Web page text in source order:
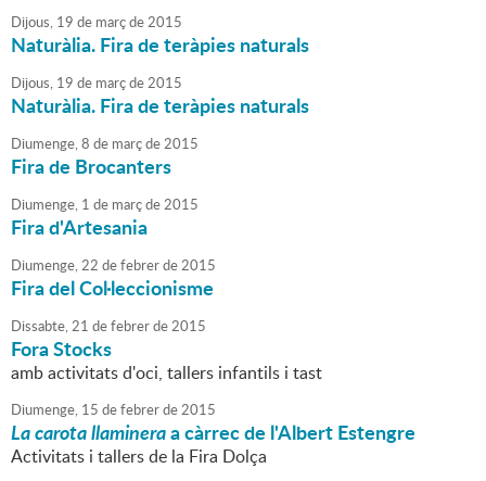
Dijous, 19 de marçde2015
Naturàlia. Fira de teràpies naturals
Dijous, 19 de marçde2015
Naturàlia. Fira de teràpies naturals
Diumenge,8 de marçde2015
Fira de Brocanters
Diumenge, 1 de marçde2015
Fira d'Artesania
Diumenge,22 defebrerde2015
Fira del Col·leccionisme
Dissabte,21 defebrerde2015
Fora Stocks
amb activitats d'oci, tallers infantils i tast
Diumenge, 15 defebrerde2015
La carota llamineraa càrrec de l'Albert Estengre
Activitats i tallers de la Fira Dolça